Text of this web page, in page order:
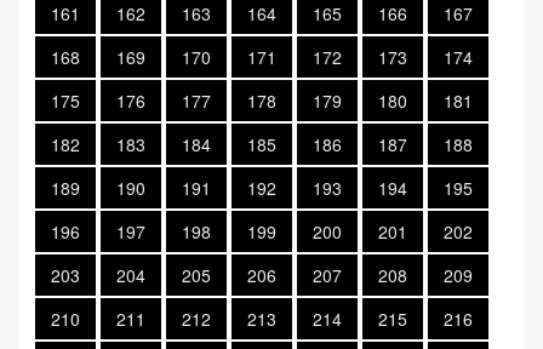
161
162 163 164 165 166
167
168
169 170 171 172 173
174
175
176 177 178 179 180
181
182
183 184 185 186 187
188
189
190 191 192 193 194
195
196
197 198 199 200 201
202
203
204 205 206 207 208
209
210
211 212 213 214 215
216